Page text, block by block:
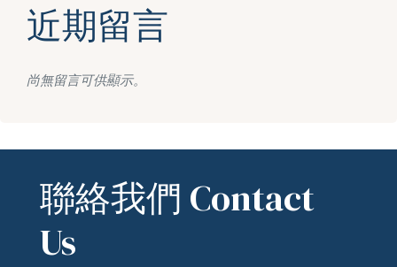
近期留言
尚無留言可供顯示。
聯絡我們 Contact
Us